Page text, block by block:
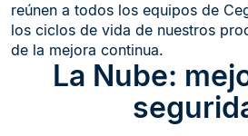
reúnen a todos los equipos de
los ciclos de vida de nuestros
de la mejora continua.
La Nube: